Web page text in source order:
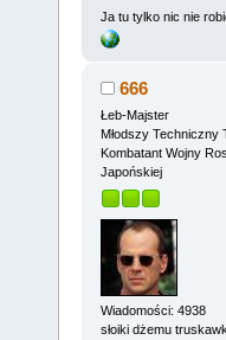
Ja tu tylko nic nie
666
Łeb-Majster
Młodszy Techniczny
Kombatant Wojny
Japońskiej
Wiadomości: 4938
słoiki dżemu